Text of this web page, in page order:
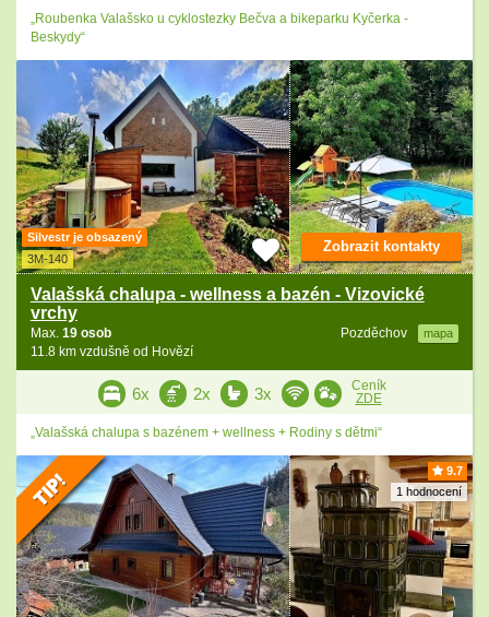
„Roubenka Valašsko u cyklostezky Bečva a bikeparku Kyčerka -
Beskydy“
Silvestr je obsazený
3M-140
Valašská chalupa - wellness a bazén - Vizovické
vrchy
Pozděchov mapa
Max. 19 osob
11.8 km vzdušně od Hovězí
Zobrazit kontakty
6x 2x 3x
Ceník
ZDE
„Valašská chalupa s bazénem + wellness + Rodiny s dětmi“
9.7
1 hodnocení